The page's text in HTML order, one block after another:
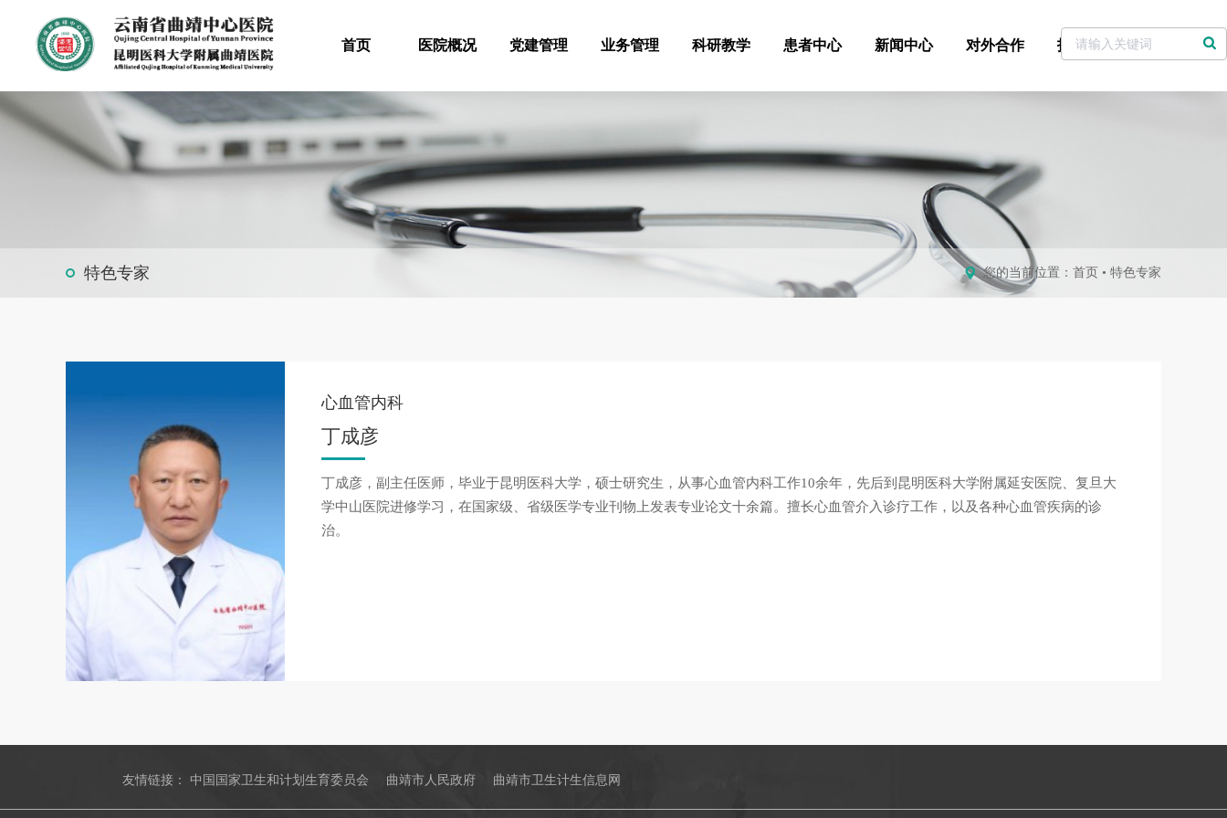
首页 医院概况 党建管理 业务管理 科研教学 患者中心 新闻中心 对外合作 招标采购 党委书记信箱
特色专家 您的当前位置： 首页 • 特色专家
心血管内科
丁成彦
丁成彦，副主任医师，毕业于昆明医科大学，硕士研究生，从事心血管内科工作10余年，先后到昆明医科大学附属延安医院、复旦大
学中山医院进修学习，在国家级、省级医学专业刊物上发表专业论文十余篇。擅长心血管介入诊疗工作，以及各种心血管疾病的诊
治。
友情链接：中国国家卫生和计划生育委员会 曲靖市人民政府 曲靖市卫生计生信息网